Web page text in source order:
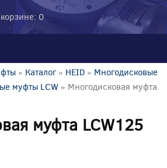
0
» Каталог» HEID » Многодисковые
муфты LCW » Многодисковая муфта
муфта LCW125